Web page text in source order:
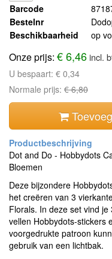
Barcode
Bestelnr
Beschikbaarheid
op
Onze prijs: € 6,46incl.
U bespaart: € 0,34
Normale prijs: € 6,80
Dot and Do - Hobbydots
Bloemen
Deze bijzondere
het creëren van 3
Florals. In deze set vind
vellen Hobbydots-stickers
voorgedrukte patroon
gebruik van een lichtbak.